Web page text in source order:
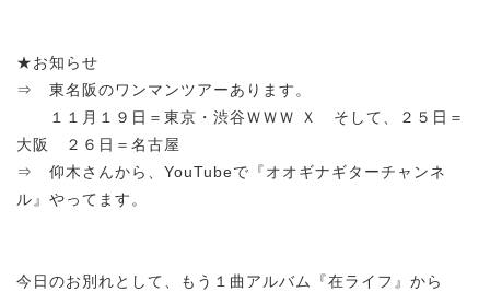
★お知らせ
⇒ 東名阪のワンマンツアーあります。
１１月１９日＝東京・渋谷ＷＷＷ Ｘ そして、２５日＝
大阪 ２６日＝名古屋
⇒ 仰木さんから、YouTubeで『オオギナギターチャンネ
ル』やってます。
今日のお別れとして、もう１曲アルバム『在ライフ』から